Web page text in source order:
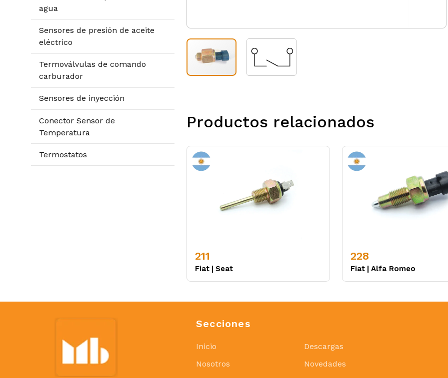
agua
Sensores de presión de aceite
eléctrico
Termoválvulas de comando
carburador
Sensores de inyección
Conector Sensor de
Temperatura
Termostatos
Productos relacionados
211
Fiat | Seat
228
Fiat | Alfa Romeo
Secciones
Inicio
Nosotros
Descargas
Novedades